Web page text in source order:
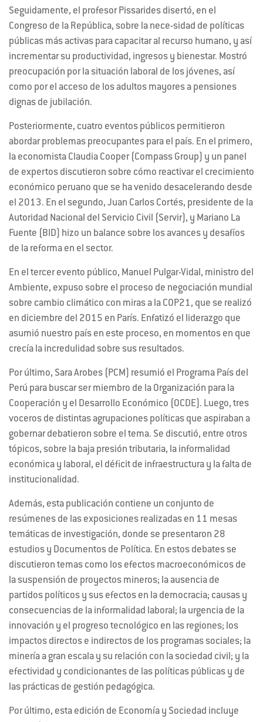
Seguidamente, el profesor Pissarides disertó, en el
Congreso de la República, sobre la nece-sidad de políticas
públicas más activas para capacitar al recurso humano, y así
incrementar su productividad, ingresos y bienestar. Mostró
preocupación por la situación laboral de los jóvenes, así
como por el acceso de los adultos mayores a pensiones
dignas de jubilación.
Posteriormente, cuatro eventos públicos permitieron
abordar problemas preocupantes para el país. En el primero,
la economista Claudia Cooper (Compass Group) y un panel
de expertos discutieron sobre cómo reactivar el crecimiento
económico peruano que se ha venido desacelerando desde
el 2013. En el segundo, Juan Carlos Cortés, presidente de la
Autoridad Nacional del Servicio Civil (Servir), y Mariano La
Fuente (BID) hizo un balance sobre los avances y desafíos
de la reforma en el sector.
En el tercer evento público, Manuel Pulgar-Vidal, ministro del
Ambiente, expuso sobre el proceso de negociación mundial
sobre cambio climático con miras a la COP21, que se realizó
en diciembre del 2015 en París. Enfatizó el liderazgo que
asumió nuestro país en este proceso, en momentos en que
crecía la incredulidad sobre sus resultados.
Por último, Sara Arobes (PCM) resumió el Programa País del
Perú para buscar ser miembro de la Organización para la
Cooperación y el Desarrollo Económico (OCDE). Luego, tres
voceros de distintas agrupaciones políticas que aspiraban a
gobernar debatieron sobre el tema. Se discutió, entre otros
tópicos, sobre la baja presión tributaria, la informalidad
económica y laboral, el déficit de infraestructura y la falta de
institucionalidad.
Además, esta publicación contiene un conjunto de
resúmenes de las exposiciones realizadas en 11 mesas
temáticas de investigación, donde se presentaron 28
estudios y Documentos de Política. En estos debates se
discutieron temas como los efectos macroeconómicos de
la suspensión de proyectos mineros; la ausencia de
partidos políticos y sus efectos en la democracia; causas y
consecuencias de la informalidad laboral; la urgencia de la
innovación y el progreso tecnológico en las regiones; los
impactos directos e indirectos de los programas sociales; la
minería a gran escala y su relación con la sociedad civil; y la
efectividad y condicionantes de las políticas públicas y de
las prácticas de gestión pedagógica.
Por último, esta edición de Economía y Sociedad incluye